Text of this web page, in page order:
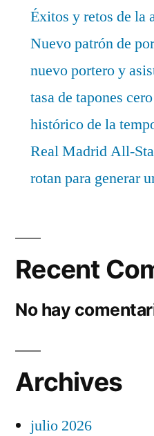
Éxitos y retos de la
Nuevo patrón de
nuevo portero y
tasa de tapones
histórico de la
Real Madrid All-
rotan para generar
Recent
No hay
Archives
julio 2026